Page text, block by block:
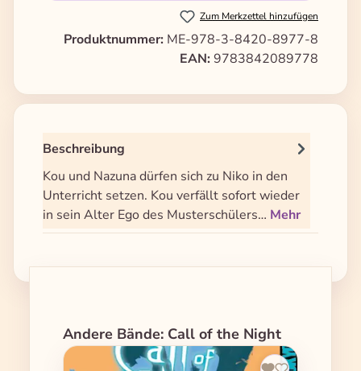
Zum Merkzettel hinzufügen
Produktnummer: ME-978-3-8420-8977-8
EAN: 9783842089778
Beschreibung
Kou und Nazuna dürfen sich zu Niko in den
Unterricht setzen. Kou verfällt sofort wieder
in sein Alter Ego des Musterschülers… Mehr
Produktgalerie überspringen
Andere Bände: Call of the Night